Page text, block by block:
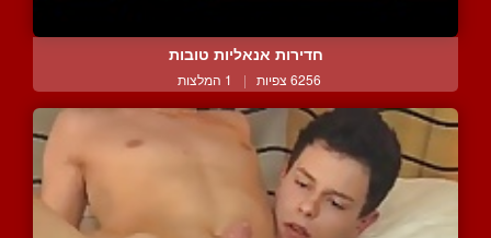
חדירות אנאליות טובות
6256 צפיות | 1 המלצות